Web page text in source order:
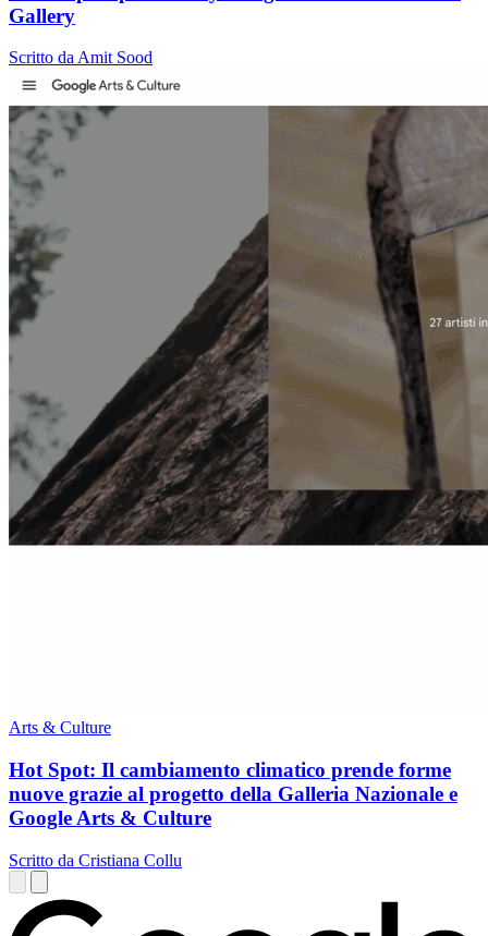
Gallery
Scritto da Amit Sood
Arts & Culture
Hot Spot: Il cambiamento climatico prende forme
nuove grazie al progetto della Galleria Nazionale e
Google Arts & Culture
Scritto da Cristiana Collu